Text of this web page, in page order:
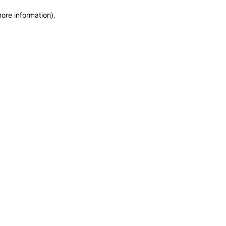
information).